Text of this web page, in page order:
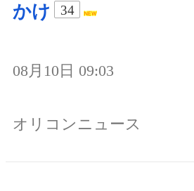
かけ
34
08月10日 09:03
オリコンニュース